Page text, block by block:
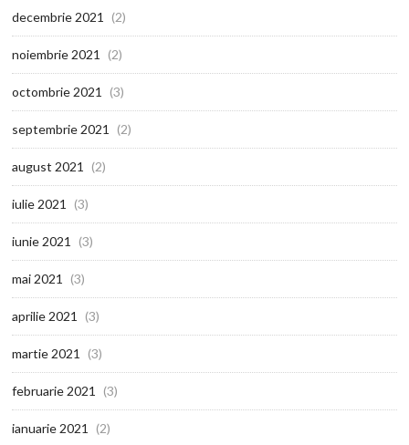
decembrie 2021 (2)
noiembrie 2021 (2)
octombrie 2021 (3)
septembrie 2021 (2)
august 2021 (2)
iulie 2021 (3)
iunie 2021 (3)
mai 2021 (3)
aprilie 2021 (3)
martie 2021 (3)
februarie 2021 (3)
ianuarie 2021 (2)